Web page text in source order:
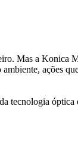
Mas a Konica
ações
tecnologia óptica